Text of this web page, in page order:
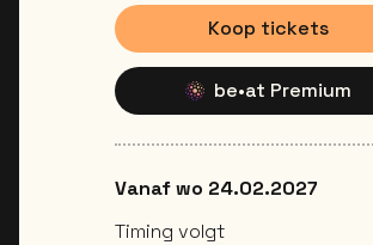
Koop tickets
be•at Premium
Vanaf wo 24.02.2027
Timing volgt